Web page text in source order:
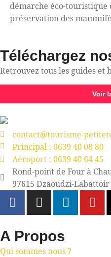
démarche éco-touristique
préservation des
Téléchargez
Retrouvez tous les guides et
Voir
contact@tourisme-
Principal : 0639 40 08 80
Aéroport : 0639 40 64 45
Rond-point de Four à
97615 Dzaoudzi-Labattoir
A Propos
Qui sommes nous ?